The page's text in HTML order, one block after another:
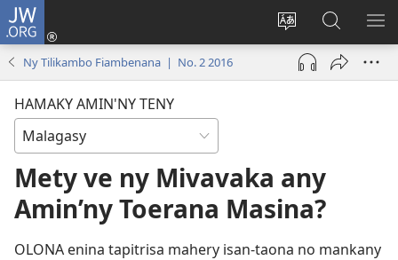
JW.ORG
Hiova
fiteny
Hiditra
(manokatra
rohy)
ato
Amin’ny
Ny Tilikambo Fiambenana | No. 2 2016
HAMAKY AMIN'NY TENY
Mety ve ny Mivavaka any
Amin’ny Toerana Masina?
OLONA enina tapitrisa mahery isan-taona no mankany